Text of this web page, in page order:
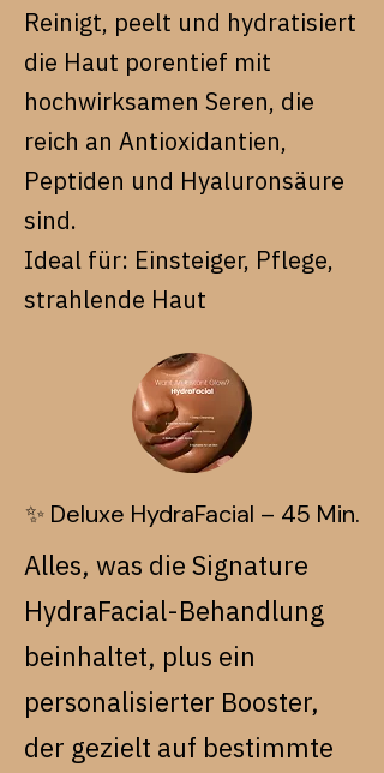
Reinigt, peelt und hydratisiert
die Haut porentief mit
hochwirksamen Seren, die
reich an Antioxidantien,
Peptiden und Hyaluronsäure
sind.
Ideal für: Einsteiger, Pflege,
strahlende Haut
✨ Deluxe HydraFacial – 45 Min.
Alles, was die Signature
HydraFacial-Behandlung
beinhaltet, plus ein
personalisierter Booster,
der gezielt auf bestimmte